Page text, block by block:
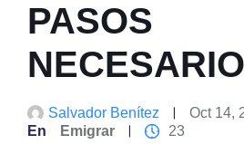
PASOS
Salvador Benítez
Oct 14,
En
Emigrar 23